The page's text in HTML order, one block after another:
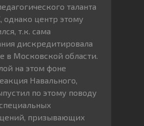
таланта
однако центр этому
т.к. сама
дискредитировала
в Московской области.
на этом фоне
Навального,
по этому поводу
призывающих